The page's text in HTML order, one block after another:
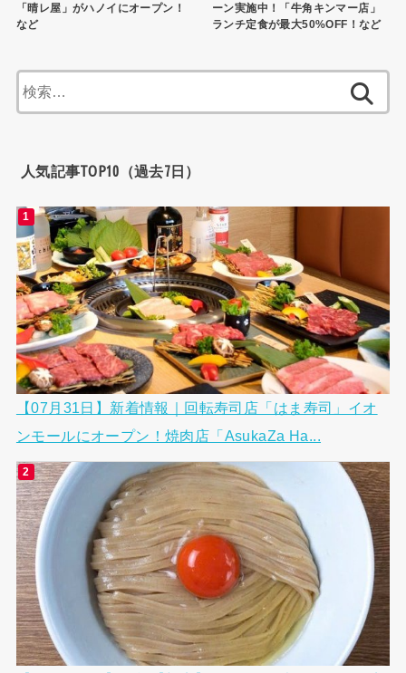
「晴レ屋」がハノイにオープン！
など
ーン実施中！「牛角キンマー店」
ランチ定食が最大50%OFF！など
索:
人気記事TOP10（過去7日）
【07月31日】新着情報｜回転寿司店「はま寿司」イオ
ンモールにオープン！焼肉店「AsukaZa Ha...